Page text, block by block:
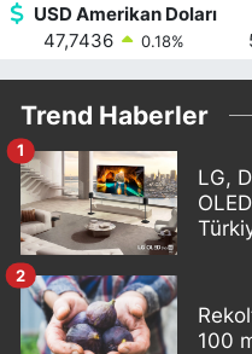
USD Amerikan Doları
47,7436
0.18%
Trend Haberler
LG,
1
100
2